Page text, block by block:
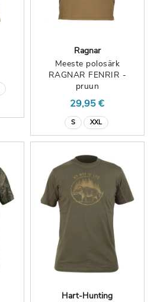
Ragnar
Meeste polosärk
RAGNAR FENRIR -
pruun
29,95 €
S XXL
Hart-Hunting